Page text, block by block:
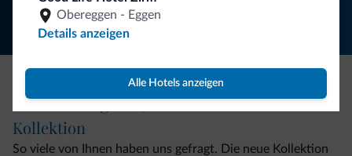
Obereggen - Eggen
Details anzeigen
Alle Hotels anzeigen
Seien Sie originell, entdecken Sie die neue
Kollektion
So viele von Ihnen haben uns gefragt. Die neue Kollektion